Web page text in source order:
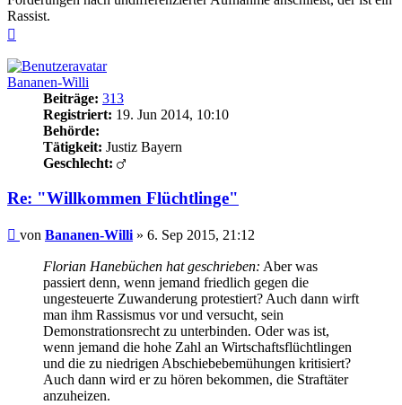
Rassist.
Bananen-Willi
Beiträge: 313
Registriert: 19. Jun 2014, 10:10
Behörde:
Tätigkeit: Justiz Bayern
Geschlecht:
Re: "Willkommen Flüchtlinge"
Beitrag
von Bananen-Willi » 6. Sep 2015, 21:12
Florian Hanebüchen hat geschrieben: Aber was
passiert denn, wenn jemand friedlich gegen die
ungesteuerte Zuwanderung protestiert? Auch dann wirft
man ihm Rassismus vor und versucht, sein
Demonstrationsrecht zu unterbinden. Oder was ist,
wenn jemand die hohe Zahl an Wirtschaftsflüchtlingen
und die zu niedrigen Abschiebebemühungen kritisiert?
Auch dann wird er zu hören bekommen, die Straftäter
anzuheizen.